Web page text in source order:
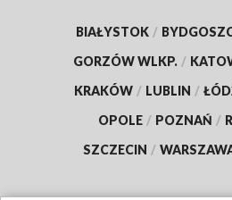
BIAŁYSTOK /
GORZÓW WLKP. /
KRAKÓW / LUBLIN /
OPOLE / POZNAŃ /
SZCZECIN /